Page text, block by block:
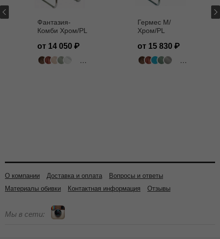
Фантазия-
Комби Хром/PL
от 14 050
318 цветов
Гермес M/
Хром/PL
от 15 830
502 цвета
О компании Доставка и оплата
Вопросы и ответы
Материалы обивки
Контактная информация Отзывы
Мы в сети: